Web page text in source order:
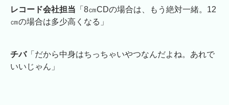
レコード会社担当 「8㎝CDの場合は、もう絶対一緒。12
㎝の場合は多少高くなる」
チバ「だから中身はちっちゃいやつなんだよね。あれで
いいじゃん」